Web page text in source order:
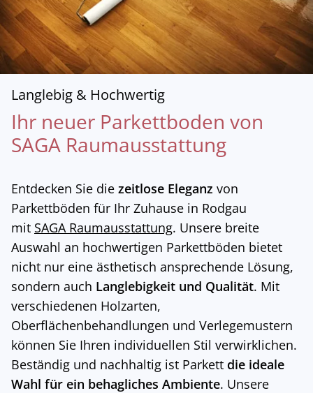
Langlebig & Hochwertig
Ihr neuer Parkettboden von
SAGA Raumausstattung
Entdecken Sie die zeitlose Eleganz von
Parkettböden für Ihr Zuhause in Rodgau
mit SAGA Raumausstattung. Unsere breite
Auswahl an hochwertigen Parkettböden bietet
nicht nur eine ästhetisch ansprechende Lösung,
sondern auch Langlebigkeit und Qualität. Mit
verschiedenen Holzarten,
Oberflächenbehandlungen und Verlegemustern
können Sie Ihren individuellen Stil verwirklichen.
Beständig und nachhaltig ist Parkett die ideale
Wahl für ein behagliches Ambiente. Unsere